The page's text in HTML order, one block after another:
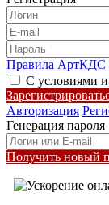
Правила АртКДС
С условиями
Авторизация
Генерация пароля
Получить новый